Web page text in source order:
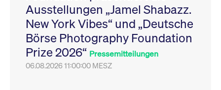
Ausstellungen „Jamel Shabazz.
New York Vibes“ und „Deutsche
Börse Photography Foundation
Prize 2026“ Pressemitteilungen
06.08.2026 11:00:00 MESZ
Leistung der Website
zu messen. Es handelt
sich um ein Muster-
Cookie, bei dem auf
das Präfix _pk_ses
eine kurze Reihe von
VISITOR_PRIVACY_METADATA
YouTube
.youtube.com
6
Monate
Dieses Cookie dient
Speicherung der
Einwilligungs- und
des Nutzers für ihre
Interaktion mit der